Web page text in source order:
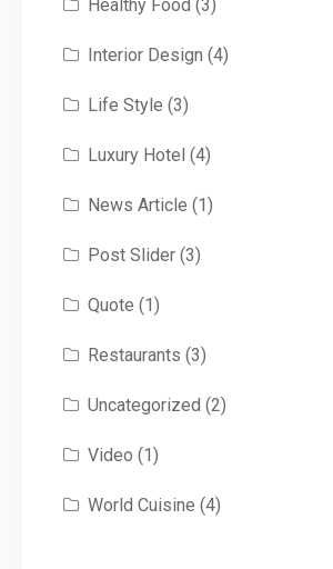
Healthy Food (3)
Interior Design (4)
Life Style (3)
Luxury Hotel (4)
News Article (1)
Post Slider(3)
Quote (1)
Restaurants (3)
Uncategorized (2)
Video (1)
World Cuisine (4)